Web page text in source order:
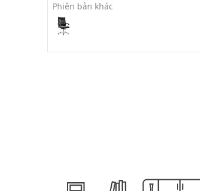
Phiên bản khác